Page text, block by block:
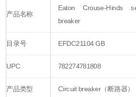
产品名称
Eaton Crouse-Hinds
breaker
目录号 EFDC21104 GB
UPC 782274781808
产品类型 Circuit breaker（断路器）